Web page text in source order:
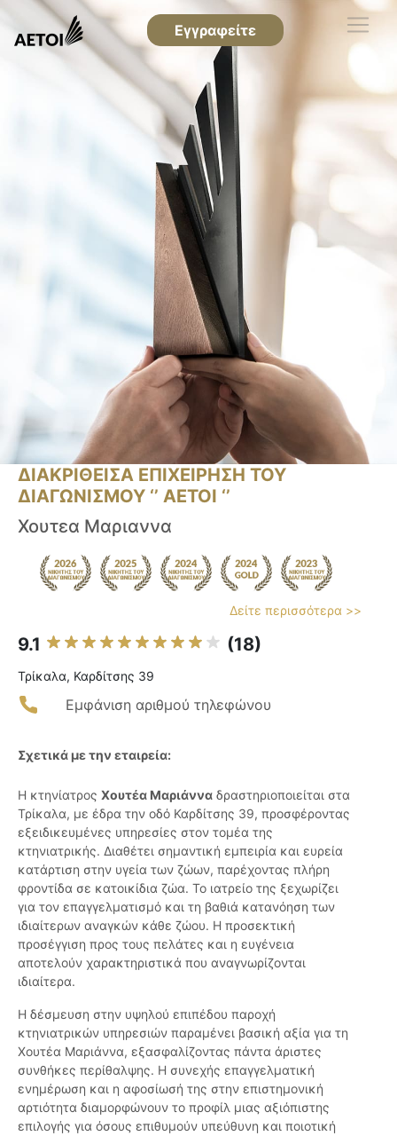
Εγγραφείτε
ΔΙΑΚΡΙΘΕΙΣΑ ΕΠΙΧΕΙΡΗΣΗ ΤΟΥ
ΔΙΑΓΩΝΙΣΜΟΥ ‘’ ΑΕΤΟΙ ‘’
Χουτεα Μαριαννα
Δείτε περισσότερα >>
9.1 (18)
Τρίκαλα, Καρδίτσης 39
Εμφάνιση αριθμού τηλεφώνου
Σχετικά με την εταιρεία:
Η κτηνίατρος Χουτέα Μαριάννα δραστηριοποιείται στα
Τρίκαλα, με έδρα την οδό Καρδίτσης 39, προσφέροντας
εξειδικευμένες υπηρεσίες στον τομέα της
κτηνιατρικής. Διαθέτει σημαντική εμπειρία και ευρεία
κατάρτιση στην υγεία των ζώων, παρέχοντας πλήρη
φροντίδα σε κατοικίδια ζώα. Το ιατρείο της ξεχωρίζει
για τον επαγγελματισμό και τη βαθιά κατανόηση των
ιδιαίτερων αναγκών κάθε ζώου. Η προσεκτική
προσέγγιση προς τους πελάτες και η ευγένεια
αποτελούν χαρακτηριστικά που αναγνωρίζονται
ιδιαίτερα.
Η δέσμευση στην υψηλού επιπέδου παροχή
κτηνιατρικών υπηρεσιών παραμένει βασική αξία για τη
Χουτέα Μαριάννα, εξασφαλίζοντας πάντα άριστες
συνθήκες περίθαλψης. Η συνεχής επαγγελματική
ενημέρωση και η αφοσίωσή της στην επιστημονική
αρτιότητα διαμορφώνουν το προφίλ μιας αξιόπιστης
επιλογής για όσους επιθυμούν υπεύθυνη και ποιοτική